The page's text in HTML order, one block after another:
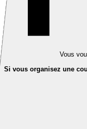
Vous
Si vous organisez une